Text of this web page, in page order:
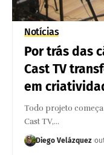
Notícias
Por trás das
Cast TV
em
Todo projeto
Cast TV,…
Diego Velázquez